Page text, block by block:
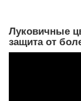
Луковичные
защита от